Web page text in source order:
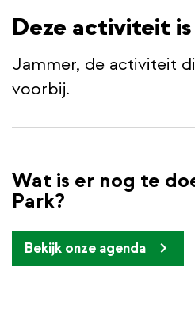
Deze activiteit
Jammer, de activiteit
voorbij.
Wat is er nog te
Park?
Bekijk onze agenda